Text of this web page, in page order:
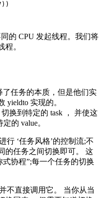
同的 CPU 发起线程。我们将
程。
了任务的本质，但是他们实
yieldto 实现的。
换到特定的 task ， 并使这
的 value。
行 ‘任务风格’的控制流;不
的任务之间切换即可。 这
协程”;每一个任务的切换
不直接调用它。 当你从当